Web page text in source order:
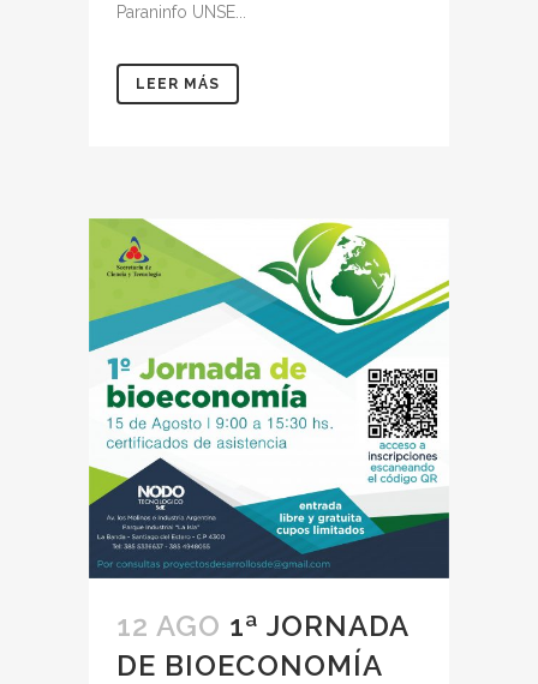
Paraninfo UNSE...
LEER MÁS
12 AGO 1ª JORNADA
DE BIOECONOMÍA